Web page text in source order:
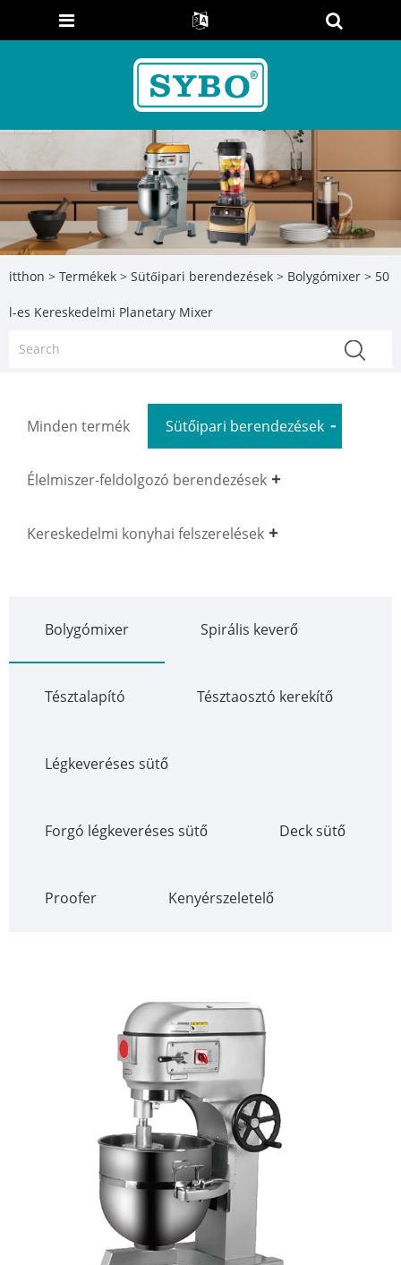
itthon > Termékek > Sütőipari berendezések > Bolygómixer > 50
l-es Kereskedelmi Planetary Mixer
Minden termék Sütőipari berendezések
Élelmiszer-feldolgozó berendezések
Kereskedelmi konyhai felszerelések
Bolygómixer Spirális keverő
Tésztalapító Tésztaosztó kerekítő
Légkeveréses sütő
Forgó légkeveréses sütő Deck sütő
Proofer Kenyérszeletelő